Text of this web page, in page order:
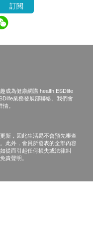
訂閱
成為健康網購 health.ESDlife
業務發展部聯絡。我們會
。
新，因此生活易不會預先審查
此外，會員所發表的全部內容
從而引起任何損失或法律糾
責聲明。